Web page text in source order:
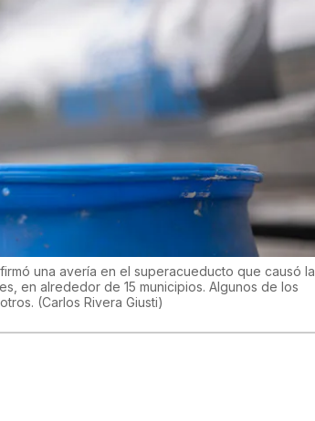
una avería en el superacueducto que causó la
en alrededor de 15 municipios. Algunos de los
(Carlos Rivera Giusti)